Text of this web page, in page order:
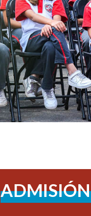
ADMISIÓN